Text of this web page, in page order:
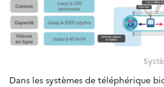
Dans les systèmes de téléphérique